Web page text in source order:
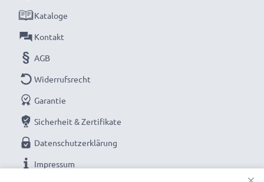
Kataloge
Kontakt
AGB
Widerrufsrecht
Garantie
Sicherheit & Zertifikate
Datenschutzerklärung
Impressum